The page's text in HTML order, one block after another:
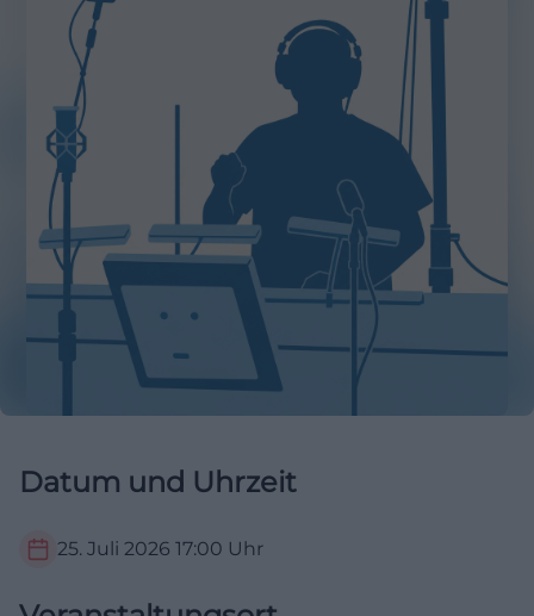
Datum und Uhrzeit
25. Juli 2026 17:00 Uhr